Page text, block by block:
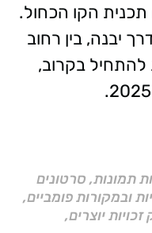
הקו הכחול.
יבנה, בין רחוב
בקרוב,
תמונות, סרטונים
ובמקורות פומביים,
סעיף 27א לחוק זכויות יוצרים,